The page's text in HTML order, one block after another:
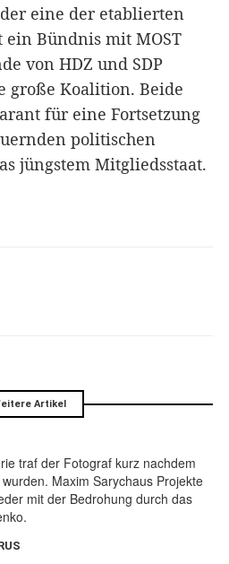
eine der etablierten
Bündnis mit MOST
von HDZ und SDP
große Koalition. Beide
für eine Fortsetzung
politischen
jüngstem Mitgliedsstaat.
Artikel